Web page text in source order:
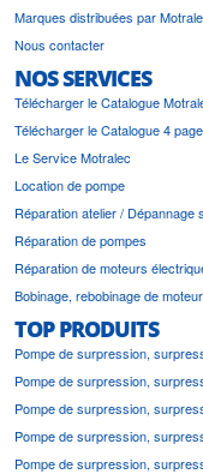
Marques distribuées par
Nous contacter
NOS SERVICES
Télécharger le Catalogue
Télécharger le Catalogue 4
Le Service Motralec
Location de pompe
Réparation atelier / Dépannage
Réparation de pompes
Réparation de moteurs
Bobinage, rebobinage de
TOP PRODUITS
Pompe de surpression,
Pompe de surpression,
Pompe de surpression,
Pompe de surpression,
Pompe de surpression,